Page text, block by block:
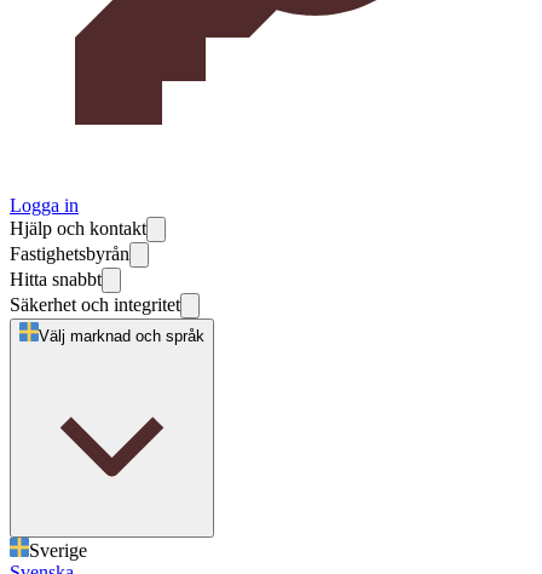
Logga in
Hjälp och kontakt
Fastighetsbyrån
Hitta snabbt
Säkerhet och integritet
Välj marknad och språk
Sverige